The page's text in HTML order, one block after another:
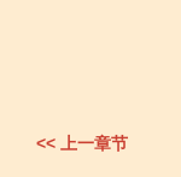
<< 上一章节